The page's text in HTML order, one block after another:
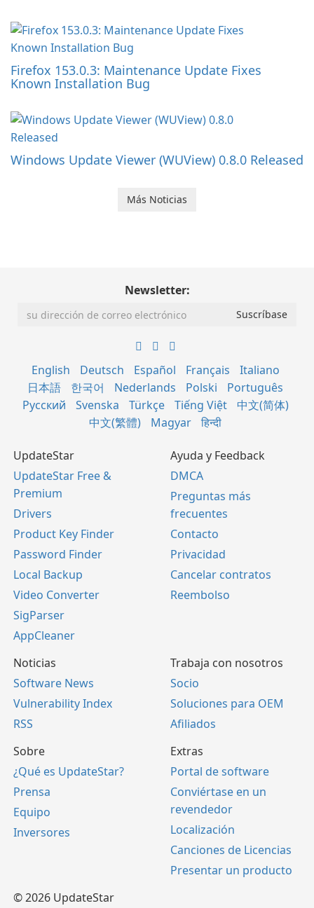
Firefox 153.0.3: Maintenance Update Fixes
Known Installation Bug
Windows Update Viewer (WUView) 0.8.0 Released
Más Noticias
Newsletter:
English Deutsch Español Français
Italiano
日本語
한국어 Nederlands Polski
Português
Русский
Svenska Türkçe Tiếng Việt
中文(简体)
中文(繁體)
Magyar हिन्दी
UpdateStar
UpdateStar Free &
Premium
Drivers
Product Key Finder
Password Finder
Local Backup
Video Converter
SigParser
AppCleaner
Ayuda y Feedback
DMCA
Preguntas más
frecuentes
Contacto
Privacidad
Cancelar contratos
Reembolso
Noticias
Software News
Vulnerability Index
RSS
Trabaja con nosotros
Socio
Soluciones para OEM
Afiliados
Sobre
¿Qué es UpdateStar?
Prensa
Equipo
Inversores
Extras
Portal de software
Conviértase en un
revendedor
Localización
Canciones de Licencias
Presentar un producto
© 2026 UpdateStar